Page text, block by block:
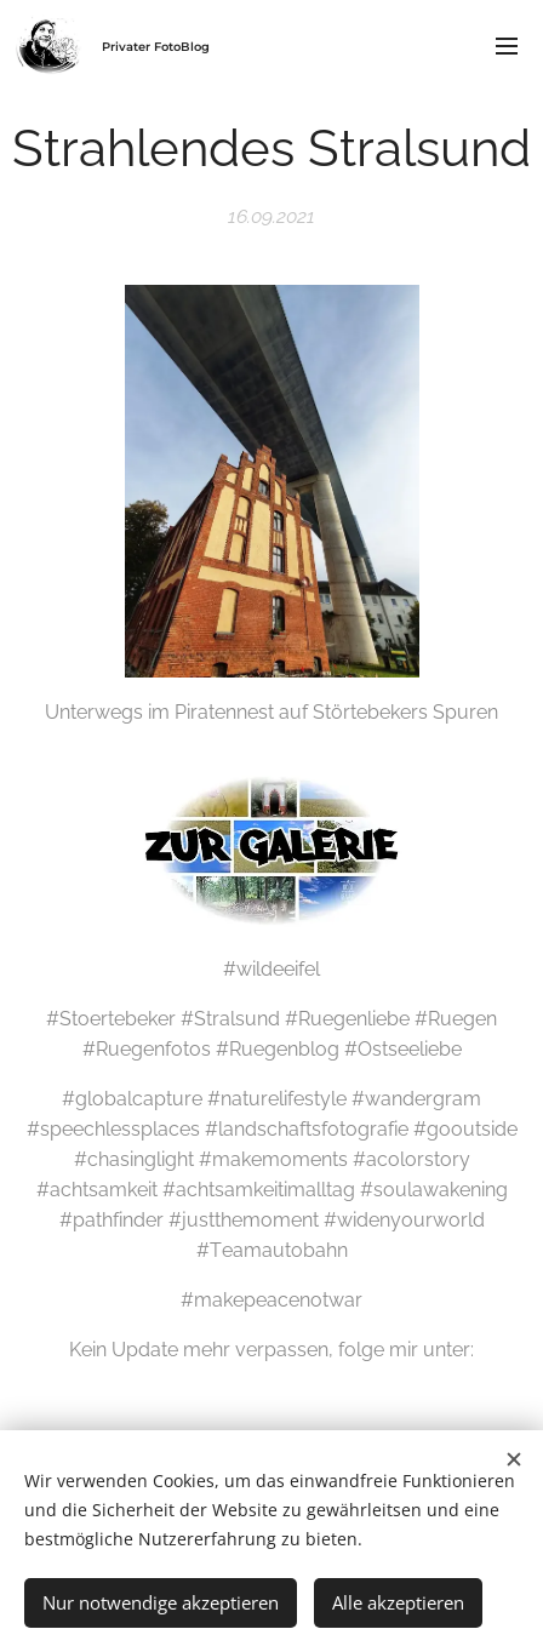
Privater FotoBlog
Strahlendes Stralsund
16.09.2021
Unterwegs im Piratennest auf Störtebekers Spuren
#wildeeifel
#Stoertebeker #Stralsund #Ruegenliebe #Ruegen
#Ruegenfotos #Ruegenblog #Ostseeliebe
#globalcapture #naturelifestyle #wandergram
#speechlessplaces #landschaftsfotografie #gooutside
#chasinglight #makemoments #acolorstory
#achtsamkeit #achtsamkeitimalltag #soulawakening
#pathfinder #justthemoment #widenyourworld
#Teamautobahn
#makepeacenotwar
Kein Update mehr verpassen, folge mir unter:
# Newsletter # Cookies
Wir verwenden Cookies, um das einwandfreie Funktionieren
und die Sicherheit der Website zu gewährleitsen und eine
bestmögliche Nutzererfahrung zu bieten.
Nur notwendige akzeptieren Alle akzeptieren